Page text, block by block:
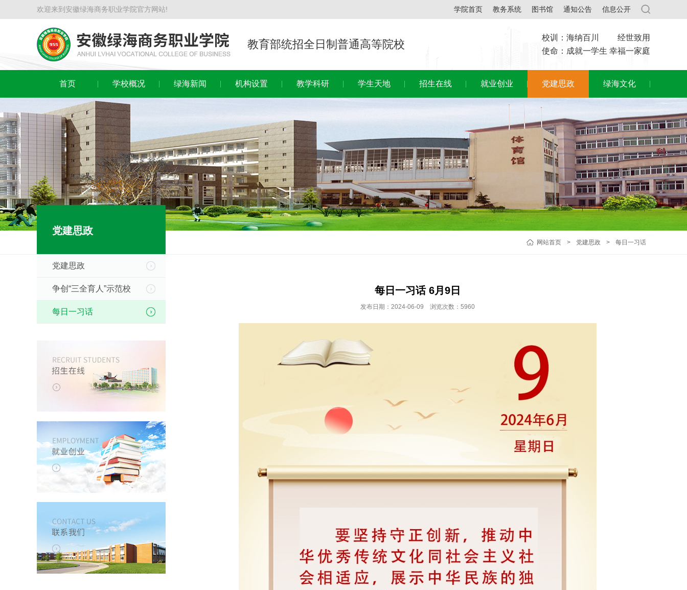
欢迎来到安徽绿海商务职业学院官方网站! 学院首页 教务系统 图书馆 通知公告 信息公开
教育部统招全日制普通高等院校
校训：海纳百川 经世致用
使命：成就一学生 幸福一家庭
首页 学校概况 绿海新闻 机构设置 教学科研 学生天地 招生在线 就业创业 党建思政 绿海文化
网站首页 > 党建思政 > 每日一习话
党建思政
党建思政
争创“三全育人”示范校
每日一习话
每日一习话 6月9日
发布日期：2024-06-09 浏览次数：5960